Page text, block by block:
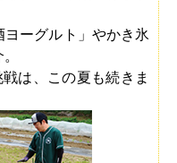
ヨーグルト」やかき氷
は、この夏も続きま